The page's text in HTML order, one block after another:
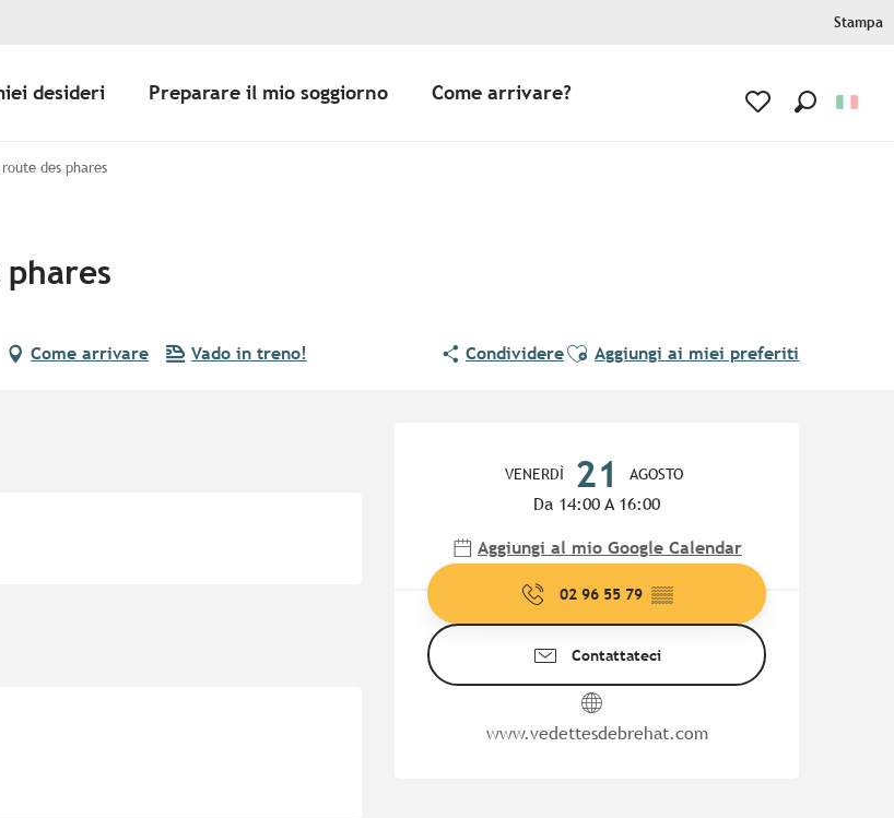
Stampa
desideri Preparare il mio soggiorno Come arrivare?
des phares
Come arrivare Vado in treno! CondividereAjouter aux favoris
Aggiungi ai miei preferiti
VENERDÌ 21 AGOSTO
Da 14:00 A 16:00
Aggiungi al mio Google Calendar
02 96 55 79 ▒▒
Contattateci
www.vedettesdebrehat.com